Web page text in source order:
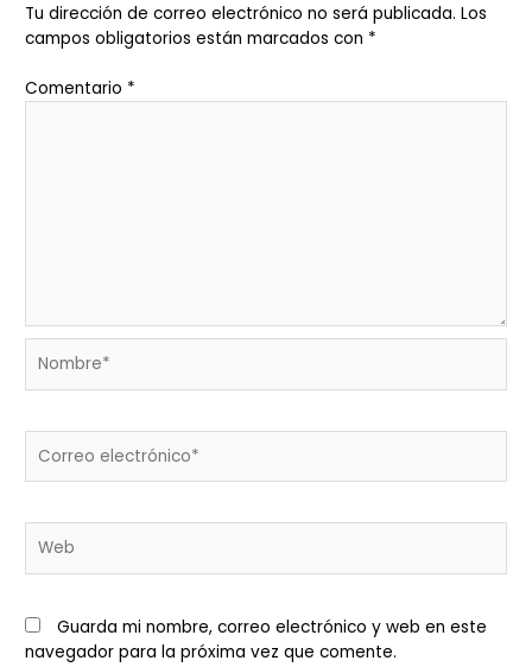
Tu dirección de correo electrónico no será publicada. Los
campos obligatorios están marcados con *
Comentario *
electrónico*
Guarda mi nombre, correo electrónico y web en este
navegador para la próxima vez que comente.